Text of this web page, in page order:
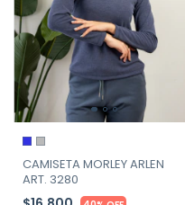
CAMISETA MORLEY ARLEN
ART. 3280